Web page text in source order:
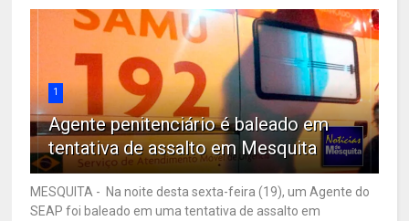
1
Agente penitenciário é baleado em
tentativa de assalto em Mesquita
MESQUITA - Na noite desta sexta-feira (19), um Agente do
SEAP foi baleado em uma tentativa de assalto em